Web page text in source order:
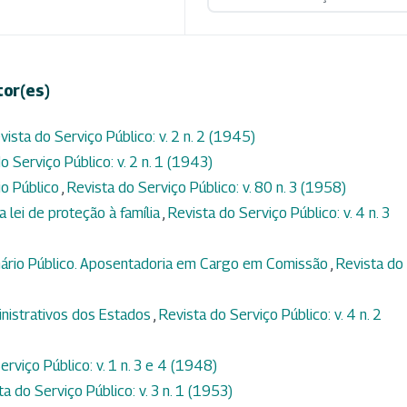
do Serviço Público: v. 2 n. 2 (1945)
Serviço Público: v. 2 n. 1 (1943)
Público , Revista do Serviço Público: v. 80 n. 3 (1958)
lei de proteção à família, Revista do Serviço Público: v. 4 n. 3
Público. Aposentadoria em Cargo em Comissão , Revista do
dos Estados , Revista do Serviço Público: v. 4 n. 2
Público: v. 1 n. 3 e 4 (1948)
do Serviço Público: v. 3 n. 1 (1953)